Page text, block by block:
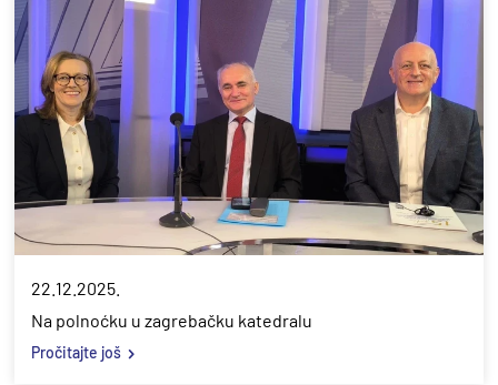
22.12.2025.
Na polnoćku u zagrebačku katedralu
Pročitajte još